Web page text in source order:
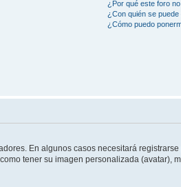
¿Por qué este foro
¿Con quién se
¿Cómo puedo
En algunos casos necesitará
tener su imagen personalizada (avatar),